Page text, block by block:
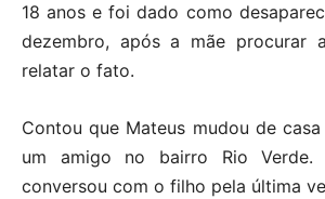
18 anos e foi dado como
dezembro, após a mãe procurar
relatar o fato.
Contou que Mateus mudou de
um amigo no bairro Rio
conversou com o filho pela última